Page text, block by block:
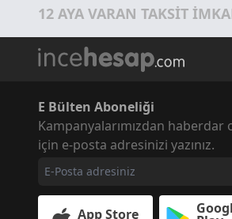
12 AYA VARAN TAKSİT
E Bülten Aboneliği
Kampanyalarımızdan haberdar
için e-posta adresinizi yazınız.
App Store